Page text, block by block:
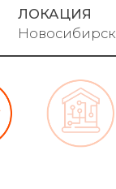
ЛОКАЦИЯ
Новосибирск